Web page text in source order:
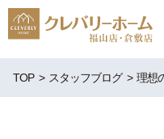
TOP スタッフブログ 理想